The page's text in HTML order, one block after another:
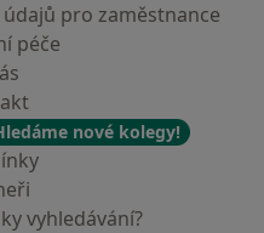
pro zaměstnance
péče
nové kolegy!
vyhledávání?